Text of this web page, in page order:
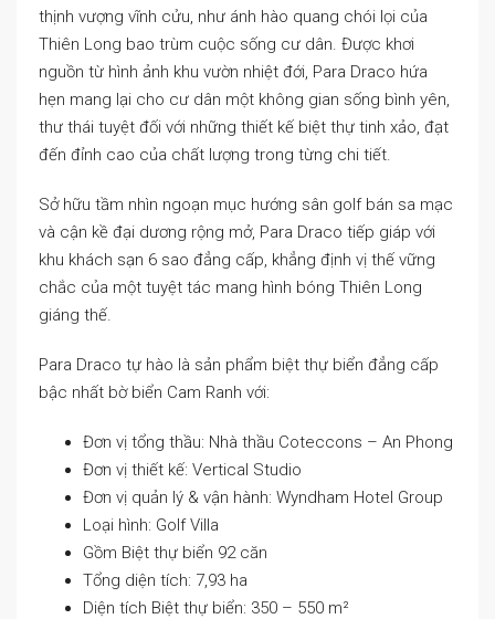
thịnh vượng vĩnh cửu, như ánh hào quang chói lọi của
Thiên Long bao trùm cuộc sống cư dân. Được khơi
nguồn từ hình ảnh khu vườn nhiệt đới, Para Draco hứa
hẹn mang lại cho cư dân một không gian sống bình yên,
thư thái tuyệt đối với những thiết kế biệt thự tinh xảo, đạt
đến đỉnh cao của chất lượng trong từng chi tiết.
Sở hữu tầm nhìn ngoạn mục hướng sân golf bán sa mạc
và cận kề đại dương rộng mở, Para Draco tiếp giáp với
khu khách sạn 6 sao đẳng cấp, khẳng định vị thế vững
chắc của một tuyệt tác mang hình bóng Thiên Long
giáng thế.
Para Draco tự hào là sản phẩm biệt thự biển đẳng cấp
bậc nhất bờ biển Cam Ranh với:
Đơn vị tổng thầu: Nhà thầu Coteccons – An Phong
Đơn vị thiết kế: Vertical Studio
Đơn vị quản lý & vận hành: Wyndham Hotel Group
Loại hình: Golf Villa
Gồm Biệt thự biển 92 căn
Tổng diện tích: 7,93 ha
Diện tích Biệt thự biển: 350 – 550 m²